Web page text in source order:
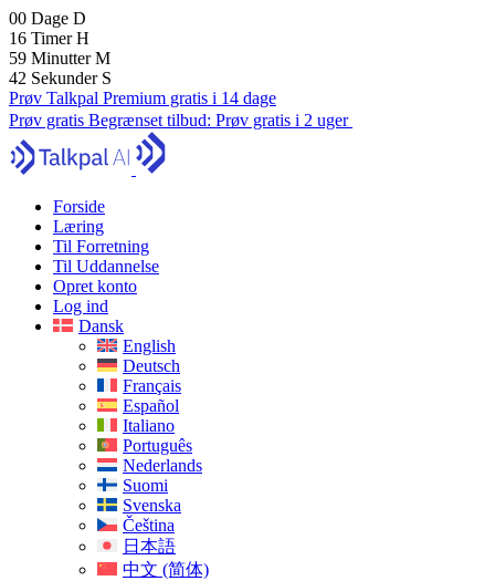
00 Dage D
16 TimerH
59 MinutterM
41 Sekunder S
Prøv Talkpal Premium gratis i 14 dage
Prøv gratis Begrænset tilbud: Prøv gratis i 2 uger
Forside
Læring
Til Forretning
Til Uddannelse
Opret konto
Log ind
Dansk
English
Deutsch
Français
Español
Italiano
Português
Nederlands
Suomi
Svenska
Čeština
日本語
中文 (简体)